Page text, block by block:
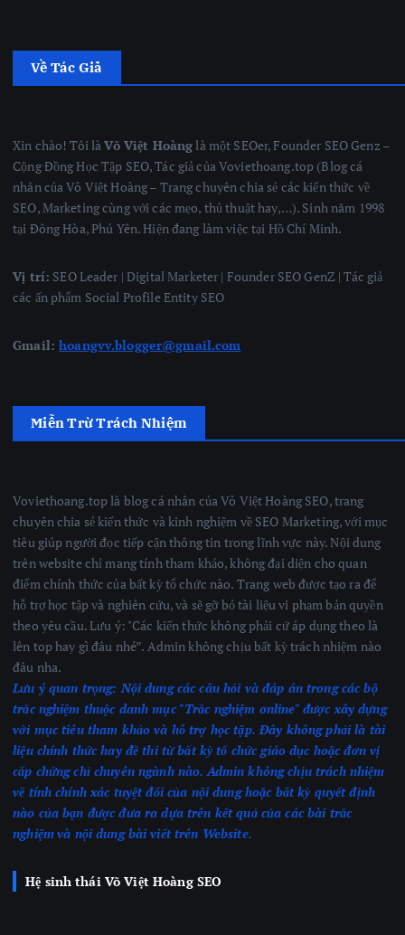
Về Tác Giả
Xin chào! Tôi làVõ Việt Hoànglà một SEOer, Founder SEO Genz –
Cộng Đồng Học Tập SEO, Tác giả của Voviethoang.top (Blog cá
nhân của Võ Việt Hoàng – Trang chuyên chia sẻ các kiến thức về
SEO, Marketing cùng với các mẹo, thủ thuật hay,…). Sinh năm 1998
tại Đông Hòa, Phú Yên. Hiện đang làm việc tại Hồ Chí Minh.
Vị trí: SEO Leader | Digital Marketer | Founder SEO GenZ | Tác giả
các ấn phẩm Social Profile Entity SEO
Gmail:hoangvv.blogger@gmail.com
Miễn Trừ Trách Nhiệm
Voviethoang.top là blog cá nhân của Võ Việt Hoàng SEO, trang
chuyên chia sẻ kiến thức và kinh nghiệm về SEO Marketing, với mục
tiêu giúp người đọc tiếp cận thông tin trong lĩnh vực này. Nội dung
trên website chỉ mang tính tham khảo, không đại diện cho quan
điểm chính thức của bất kỳ tổ chức nào. Trang web được tạo ra để
hỗ trợ học tập và nghiên cứu, và sẽ gỡ bỏ tài liệu vi phạm bản quyền
theo yêu cầu. Lưu ý: "Các kiến thức không phải cứ áp dụng theo là
lên top hay gì đâu nhé”. Admin không chịu bất kỳ trách nhiệm nào
đâu nha.
Lưu ý quan trọng: Nội dung các câu hỏi và đáp án trong các bộ
trắc nghiệm thuộc danh mục "Trắc nghiệm online" được xây dựng
với mục tiêu tham khảo và hỗ trợ học tập. Đây không phải là tài
liệu chính thức hay đề thi từ bất kỳ tổ chức giáo dục hoặc đơn vị
cấp chứng chỉ chuyên ngành nào. Admin không chịu trách nhiệm
về tính chính xác tuyệt đối của nội dung hoặc bất kỳ quyết định
nào của bạn được đưa ra dựa trên kết quả của các bài trắc
nghiệmvà nội dung bài viết trên Website.
Hệ sinh thái Võ Việt Hoàng SEO